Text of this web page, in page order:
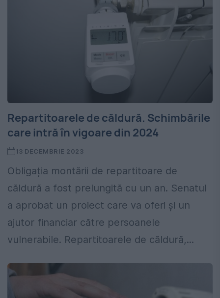
Repartitoarele de căldură. Schimbările
care intră în vigoare din 2024
13 DECEMBRIE 2023
Obligația montării de repartitoare de
căldură a fost prelungită cu un an. Senatul
a aprobat un proiect care va oferi și un
ajutor financiar către persoanele
vulnerabile. Repartitoarele de căldură,...